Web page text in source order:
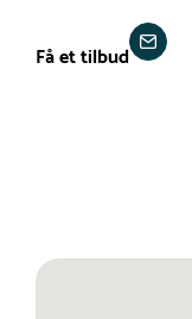
Få et tilbud